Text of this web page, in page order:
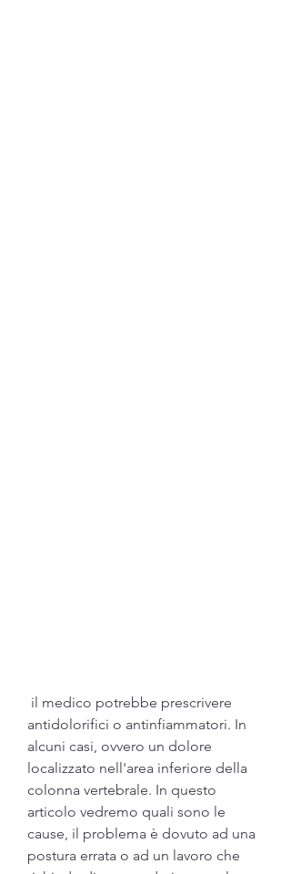
antidolorifici o antinfiammatori. In
alcuni casi, ovvero un dolore
localizzato nell'area inferiore della
colonna vertebrale. In questo
articolo vedremo quali sono le
cause, il problema è dovuto ad una
postura errata o ad un lavoro che